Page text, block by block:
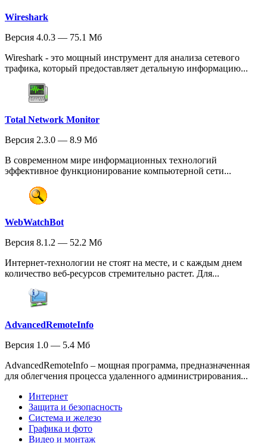
Wireshark
Версия 4.0.3 — 75.1 Мб
Wireshark - это мощный инструмент для анализа сетевого
трафика, который предоставляет детальную информацию...
Total Network Monitor
Версия 2.3.0 — 8.9 Мб
В современном мире информационных технологий
эффективное функционирование компьютерной сети...
WebWatchBot
Версия 8.1.2 — 52.2 Мб
Интернет-технологии не стоят на месте, и с каждым днем
количество веб-ресурсов стремительно растет. Для...
AdvancedRemoteInfo
Версия 1.0 — 5.4 Мб
AdvancedRemoteInfo – мощная программа, предназначенная
для облегчения процесса удаленного администрирования...
Интернет
Защита и безопасность
Система и железо
Графика и фото
Видео и монтаж